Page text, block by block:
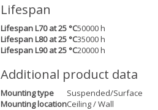
Lifespan
Lifespan L70 at 25 °C50000 h
Lifespan L80 at 25 °C35000 h
Lifespan L90 at 25 °C20000 h
Additional product data
Mounting type
Suspended/Surface
Mounting locationCeiling / Wall